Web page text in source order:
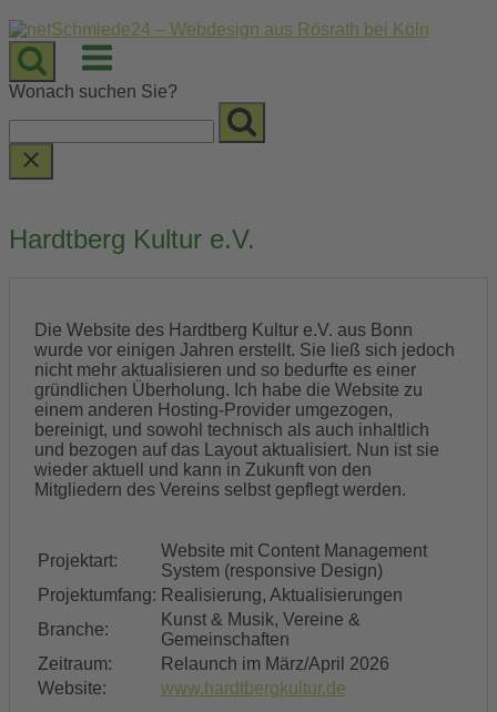
Skip
to
content
Menu
Wonach suchen Sie?
Hardtberg Kultur e.V.
Die Website des Hardtberg Kultur e.V. aus Bonn
wurde vor einigen Jahren erstellt. Sie ließ sich jedoch
nicht mehr aktualisieren und so bedurfte es einer
gründlichen Überholung. Ich habe die Website zu
einem anderen Hosting-Provider umgezogen,
bereinigt, und sowohl technisch als auch inhaltlich
und bezogen auf das Layout aktualisiert. Nun ist sie
wieder aktuell und kann in Zukunft von den
Mitgliedern des Vereins selbst gepflegt werden.
Projektart:
Website mit Content Management
System (responsive Design)
Projektumfang: Realisierung, Aktualisierungen
Branche:
Kunst & Musik, Vereine &
Gemeinschaften
Zeitraum:
Relaunch im März/April 2026
Website:
www.hardtbergkultur.de